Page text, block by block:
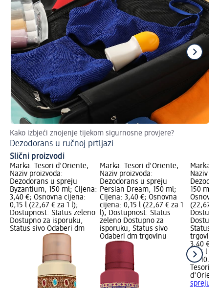
Kako izbjeći znojenje tijekom sigurnosne provjere?
Dezodorans u ručnoj prtljazi
Slični proizvodi
Marka: Tesori d'Oriente;
Naziv proizvoda:
Dezodorans u spreju
Byzantium, 150 ml; Cijena:
3,40 €; Osnovna cijena:
0,15 l (22,67 € za 1 l);
Dostupnost: Status zeleno
Dostupno za isporuku,
Status sivo Odaberi dm
Marka: Tesori d'Oriente;
Naziv proizvoda:
Dezodorans u spreju
Persian Dream, 150 ml;
Cijena: 3,40 €; Osnovna
cijena: 0,15 l (22,67 € za 1
l); Dostupnost: Status
zeleno Dostupno za
isporuku, Status sivo
Odaberi dm trgovinu
Marka:
Naziv
150 ml;
(22,67 €
Status
trgovinu
3,40 €
0,15 l
na
Tesori
spreju